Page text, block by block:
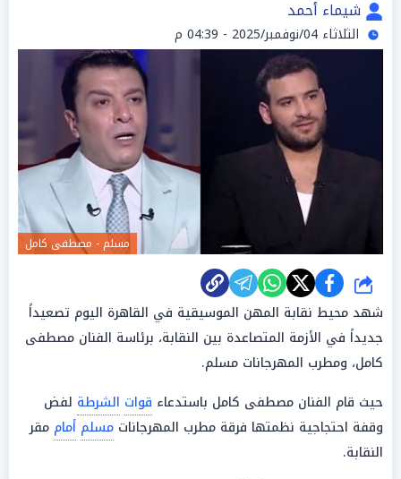
شيماء أحمد
الثلاثاء 04/نوفمبر/2025 - 04:39 م
مسلم - مصطفى كامل
شارك
شهد محيط نقابة المهن الموسيقية في القاهرة اليوم تصعيداً
جديداً في الأزمة المتصاعدة بين النقابة، برئاسة الفنان مصطفى
كامل، ومطرب المهرجانات مسلم.
حيث قام الفنان مصطفى كامل باستدعاء قوات الشرطة لفض
وقفة احتجاجية نظمتها فرقة مطرب المهرجانات مسلم أمام مقر
النقابة.